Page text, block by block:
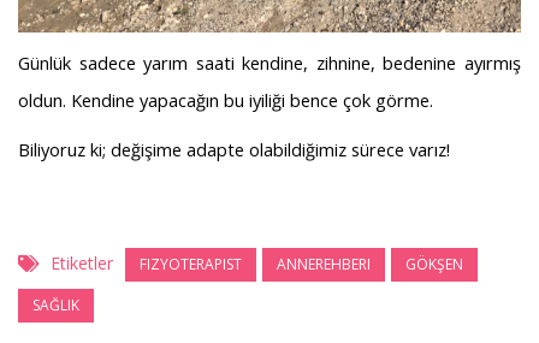
Günlük sadece yarım saati kendine, zihnine, bedenine ayırmış
oldun. Kendine yapacağın bu iyiliği bence çok görme.
Biliyoruz ki; değişime adapte olabildiğimiz sürece varız!
Etiketler FIZYOTERAPIST ANNEREHBERI
GÖKŞEN
SAĞLIK